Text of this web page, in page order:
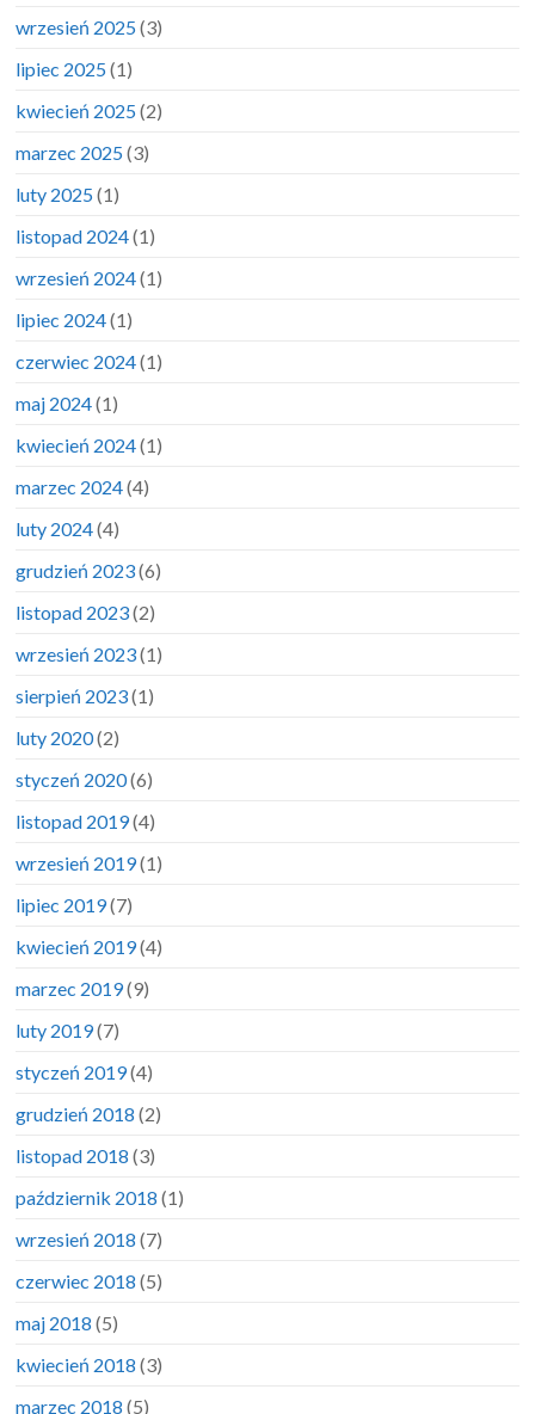
wrzesień 2025(3)
lipiec 2025(1)
kwiecień 2025(2)
marzec 2025(3)
luty 2025(1)
listopad 2024(1)
wrzesień 2024(1)
lipiec 2024(1)
czerwiec 2024(1)
maj 2024(1)
kwiecień 2024(1)
marzec 2024(4)
luty 2024(4)
grudzień 2023(6)
listopad 2023(2)
wrzesień 2023(1)
sierpień 2023(1)
luty 2020(2)
styczeń 2020(6)
listopad 2019(4)
wrzesień 2019(1)
lipiec 2019(7)
kwiecień 2019(4)
marzec 2019(9)
luty 2019(7)
styczeń 2019(4)
grudzień 2018 (2)
listopad 2018 (3)
październik 2018 (1)
wrzesień 2018 (7)
czerwiec 2018 (5)
maj 2018 (5)
kwiecień 2018 (3)
marzec 2018 (5)